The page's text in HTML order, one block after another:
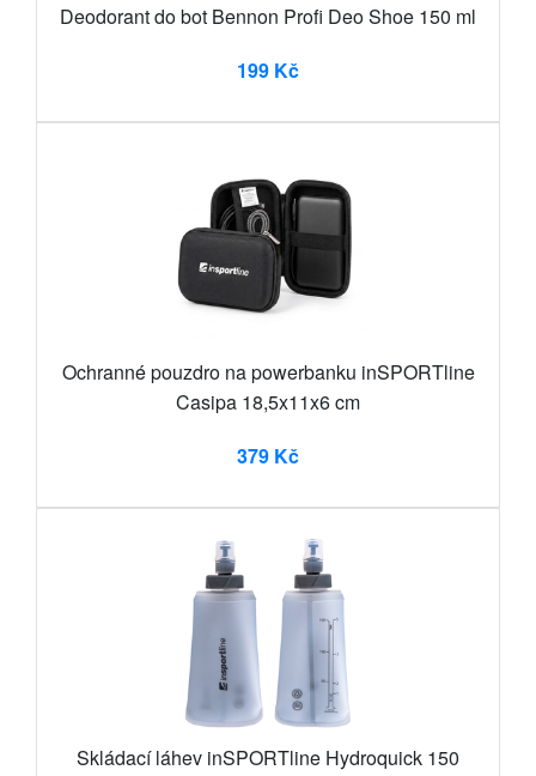
Deodorant do bot Bennon Profi Deo Shoe 150 ml
199 Kč
Ochranné pouzdro na powerbanku inSPORTline
Casipa 18,5x11x6 cm
379 Kč
Skládací láhev inSPORTline Hydroquick 150